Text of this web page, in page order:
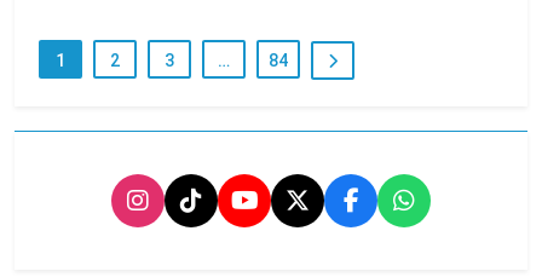
1 2 3 … 84